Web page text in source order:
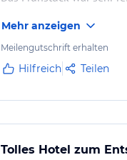
Wir war zu dritt für eine
wiederkommen.
Mehr anzeigen
Meilengutschrift erhalten
Hilfreich Teilen
Tolles Hotel zum